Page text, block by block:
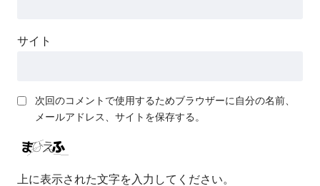
サイト
次回のコメントで使用するためブラウザーに自分の名前、
メールアドレス、サイトを保存する。
上に表示された文字を入力してください。